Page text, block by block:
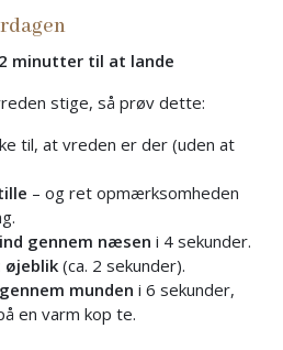
minutter til at lande
stige, så prøv dette:
til, at vreden er der (uden at
– og ret opmærksomheden
gennem næsen i 4 sekunder.
øjeblik (ca. 2 sekunder).
munden i 6 sekunder,
en varm kop te.